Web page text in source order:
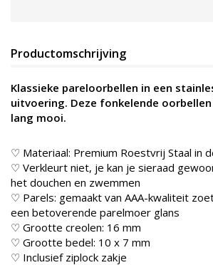
Productomschrijving
Klassieke pareloorbellen in een
uitvoering. Deze fonkelende
lang mooi.
♡ Materiaal: Premium Roestvrij Staal in
♡ Verkleurt niet, je kan je sieraad
het douchen en zwemmen
♡ Parels: gemaakt van AAA-kwaliteit
een betoverende parelmoer glans
♡ Grootte creolen: 16 mm
♡ Grootte bedel: 10 x 7 mm
♡ Inclusief ziplock zakje